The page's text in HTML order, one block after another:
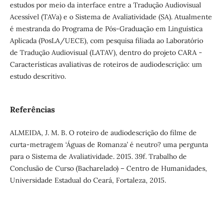
estudos por meio da interface entre a Tradução Audiovisual
Acessível (TAVa) e o Sistema de Avaliatividade (SA). Atualmente
é mestranda do Programa de Pós-Graduação em Linguística
Aplicada (PosLA/UECE), com pesquisa filiada ao Laboratório
de Tradução Audiovisual (LATAV), dentro do projeto CARA -
Características avaliativas de roteiros de audiodescrição: um
estudo descritivo.
Referências
ALMEIDA, J. M. B. O roteiro de audiodescrição do filme de
curta-metragem ‘Águas de Romanza’ é neutro? uma pergunta
para o Sistema de Avaliatividade. 2015. 39f. Trabalho de
Conclusão de Curso (Bacharelado) – Centro de Humanidades,
Universidade Estadual do Ceará, Fortaleza, 2015.